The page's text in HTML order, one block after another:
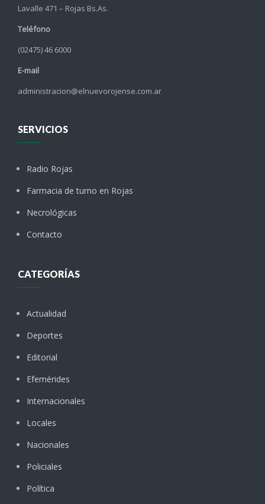
Lavalle 471 – Rojas Bs.As.
Teléfono
(02475) 46 6000
E-mail
administracion@elnuevorojense.com.ar
SERVICIOS
Radio Rojas
Farmacia de turno en Rojas
Necrológicas
Contacto
CATEGORÍAS
Actualidad
Deportes
Editorial
Efemérides
Internacionales
Locales
Nacionales
Policiales
Política